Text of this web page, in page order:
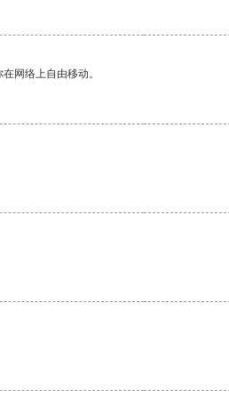
网络上自由移动。